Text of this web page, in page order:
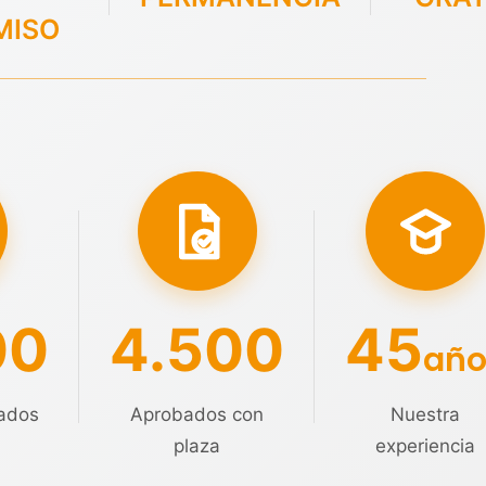
4.500
Aprobados con
plaza
45
Nuestra
experiencia